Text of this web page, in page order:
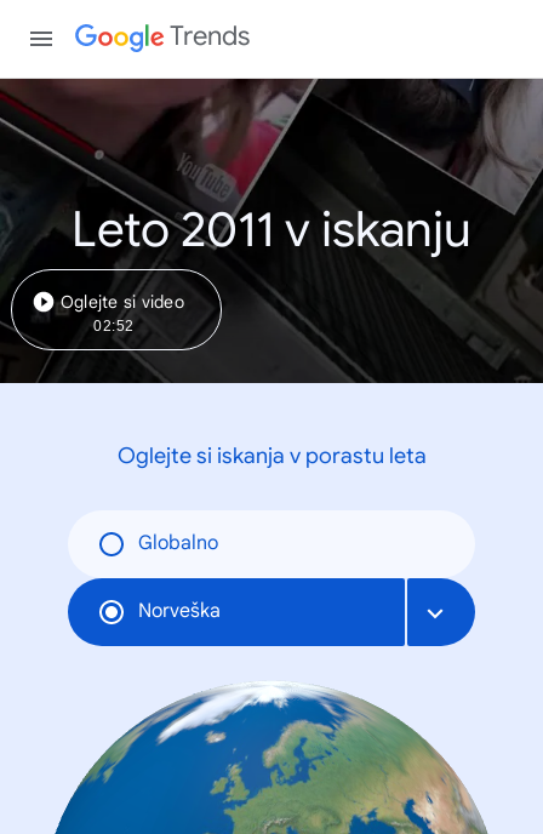
Trends
Leto 2011 v iskanju
Oglejte si video
02:52
Oglejte si iskanja v porastu leta
Globalno
Norveška